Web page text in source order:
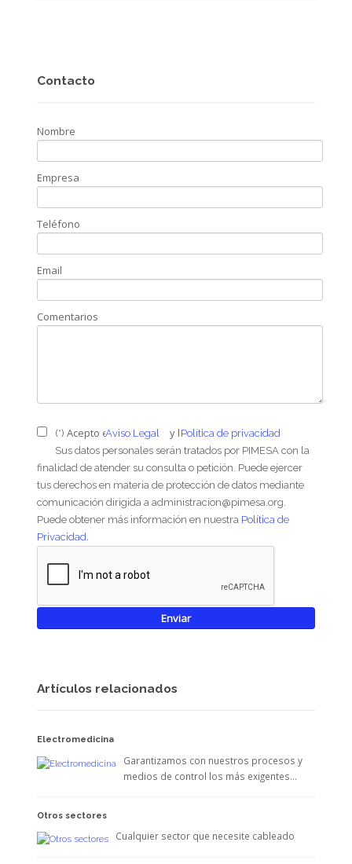
Contacto
Nombre
Empresa
Teléfono
Email
Comentarios
(*) Acepto elAviso Legal y laPolítica de privacidad
Sus datos personales serán tratados por PIMESA con la
finalidad de atender su consulta o petición. Puede ejercer
tus derechos en materia de protección de datos mediante
comunicación dirigida a administracion@pimesa.org.
Puede obtener más información en nuestra Política de
Privacidad.
Artículos relacionados
Electromedicina
Garantizamos con nuestros procesos y
medios de control los más exigentes…
Otros sectores
Cualquier sector que necesite cableado